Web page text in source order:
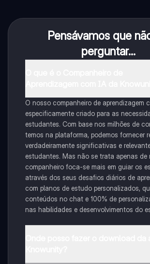
Pensávamos que
perguntar...
O nosso companheiro de aprendizagem
especificamente criado para as
estudantes. Com base nos milhões de
temos na plataforma, podemos fornecer
verdadeiramente significativas e
estudantes. Mas não se trata apenas de
companheiro foca-se mais em guiar os
através dos seus desafios diários de
com planos de estudo personalizados,
conteúdos no chat e 100% de
nas habilidades e desenvolvimentos do